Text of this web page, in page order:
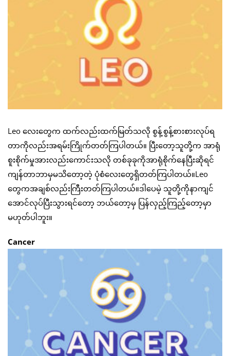
Leo လေးတွေက ထက်လည်းထက်မြတ်သလို စွန့်စွန့်စားစားလုပ်ရ
တာကိုလည်းအရမ်းကြိုက်တတ်ကြပါတယ်။ ပြီးတော့သူတို့က အာရုံ
စူးစိုက်မှုအားလည်းကောင်းသလို တစ်ခုခုကိုအာရုံစိုက်နေပြီးဆိုရင်
ကျန်တာဘာမှမသိတော့တဲ့ ပုံစံလေးတွေရှိတတ်ကြပါတယ်။Leo
တွေကအချစ်လည်းကြီးတတ်ကြပါတယ်။ဒါပေမဲ့ သူတို့ကိုနာကျင်
အောင်လုပ်ပြီးသွားရင်တော့ ဘယ်တော့မှ ပြန်လှည့်ကြည့်တော့မှာ
မဟုတ်ပါဘူး။
Cancer